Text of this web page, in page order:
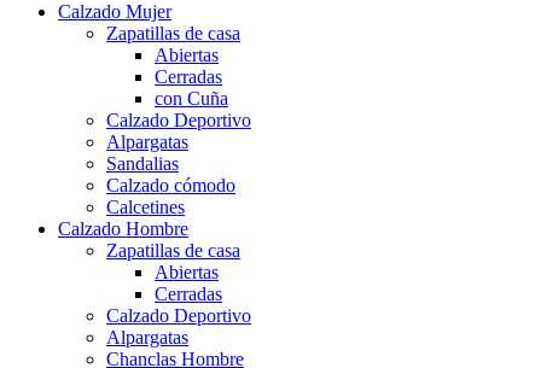
Calzado Mujer
Zapatillas de casa
Abiertas
Cerradas
con Cuña
Calzado Deportivo
Alpargatas
Sandalias
Calzado cómodo
Calcetines
Calzado Hombre
Zapatillas de casa
Abiertas
Cerradas
Calzado Deportivo
Alpargatas
Chanclas Hombre